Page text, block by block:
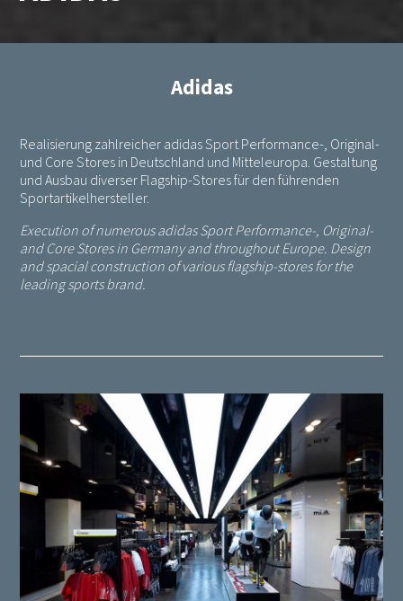
Adidas
Realisierung zahlreicher adidas Sport Performance-, Original-
und Core Stores in Deutschland und Mitteleuropa. Gestaltung
und Ausbau diverser Flagship-Stores für den führenden
Sportartikelhersteller.
Execution of numerous adidas Sport Performance-, Original-
and Core Stores in Germany and throughout Europe. Design
and spacial construction of various flagship-stores for the
leading sports brand.